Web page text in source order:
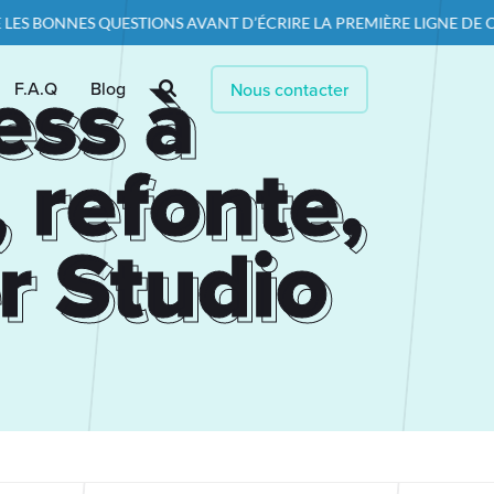
AVANT D’ÉCRIRE LA PREMIÈRE LIGNE DE CODE — PARCE
F.A.Q Blog Nous contacter
à
refonte,
Studio
à
refonte,
Studio